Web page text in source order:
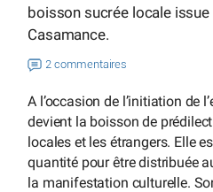
boisson sucrée locale issue
Casamance.
2 commentaires
A l’occasion de l’initiation de
devient la boisson de
locales et les étrangers. Elle
quantité pour être distribuée
la manifestation culturelle.